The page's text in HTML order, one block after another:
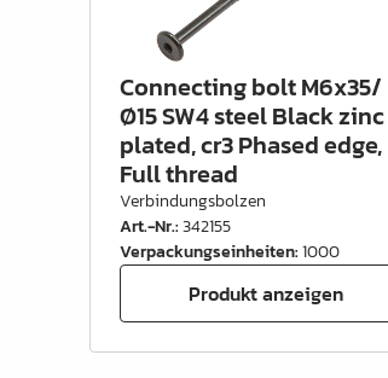
Connecting bolt M6x35/
Ø15 SW4 steel Black zinc
plated, cr3 Phased edge,
Full thread
Verbindungsbolzen
Art.-Nr.:342155
Verpackungseinheiten:1000
Produkt anzeigen